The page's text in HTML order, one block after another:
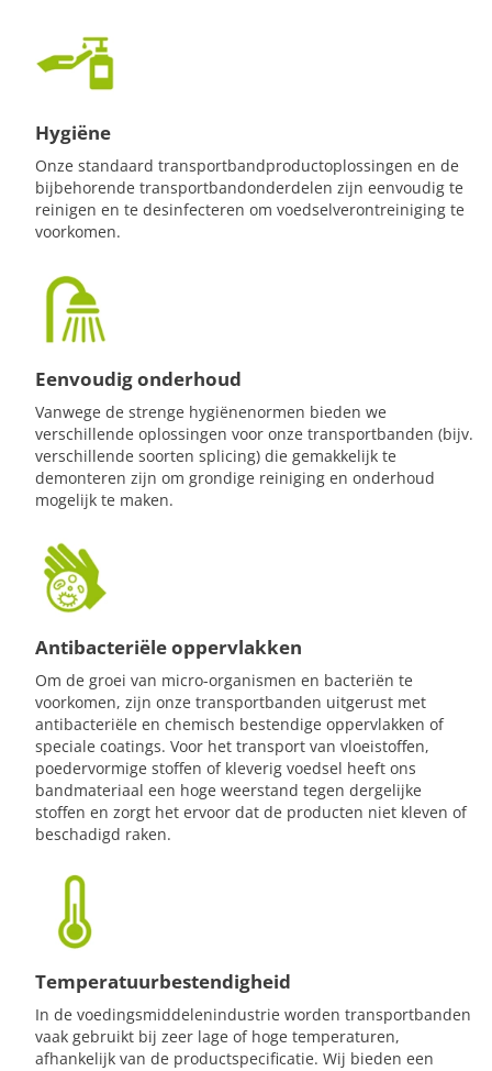
Hygiëne
Onze standaard transportbandproductoplossingen en de
bijbehorende transportbandonderdelen zijn eenvoudig te
reinigen en te desinfecteren om voedselverontreiniging te
voorkomen.
Eenvoudig onderhoud
Vanwege de strenge hygiënenormen bieden we
verschillende oplossingen voor onze transportbanden (bijv.
verschillende soorten splicing) die gemakkelijk te
demonteren zijn om grondige reiniging en onderhoud
mogelijk te maken.
Antibacteriële oppervlakken
Om de groei van micro-organismen en bacteriën te
voorkomen, zijn onze transportbanden uitgerust met
antibacteriële en chemisch bestendige oppervlakken of
speciale coatings. Voor het transport van vloeistoffen,
poedervormige stoffen of kleverig voedsel heeft ons
bandmateriaal een hoge weerstand tegen dergelijke
stoffen en zorgt het ervoor dat de producten niet kleven of
beschadigd raken.
Temperatuurbestendigheid
In de voedingsmiddelenindustrie worden transportbanden
vaak gebruikt bij zeer lage of hoge temperaturen,
afhankelijk van de productspecificatie. Wij bieden een